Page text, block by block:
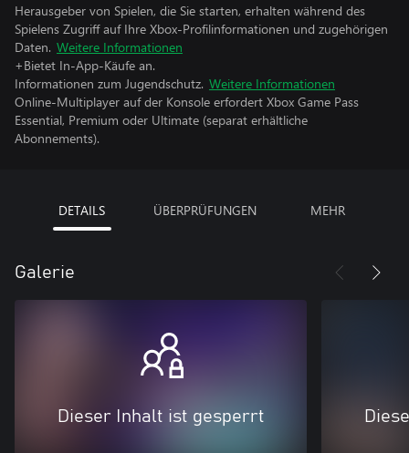
Herausgeber von Spielen, die Sie starten, erhalten während des
Spielens Zugriff auf Ihre Xbox-Profilinformationen und zugehörigen
Daten. Weitere Informationen
+Bietet In-App-Käufe an.
Informationen zum Jugendschutz. Weitere Informationen
Online-Multiplayer auf der Konsole erfordert Xbox Game Pass
Essential, Premium oder Ultimate (separat erhältliche
Abonnements).
DETAILS ÜBERPRÜFUNGEN MEHR
Galerie
Dieser Inhalt ist gesperrt